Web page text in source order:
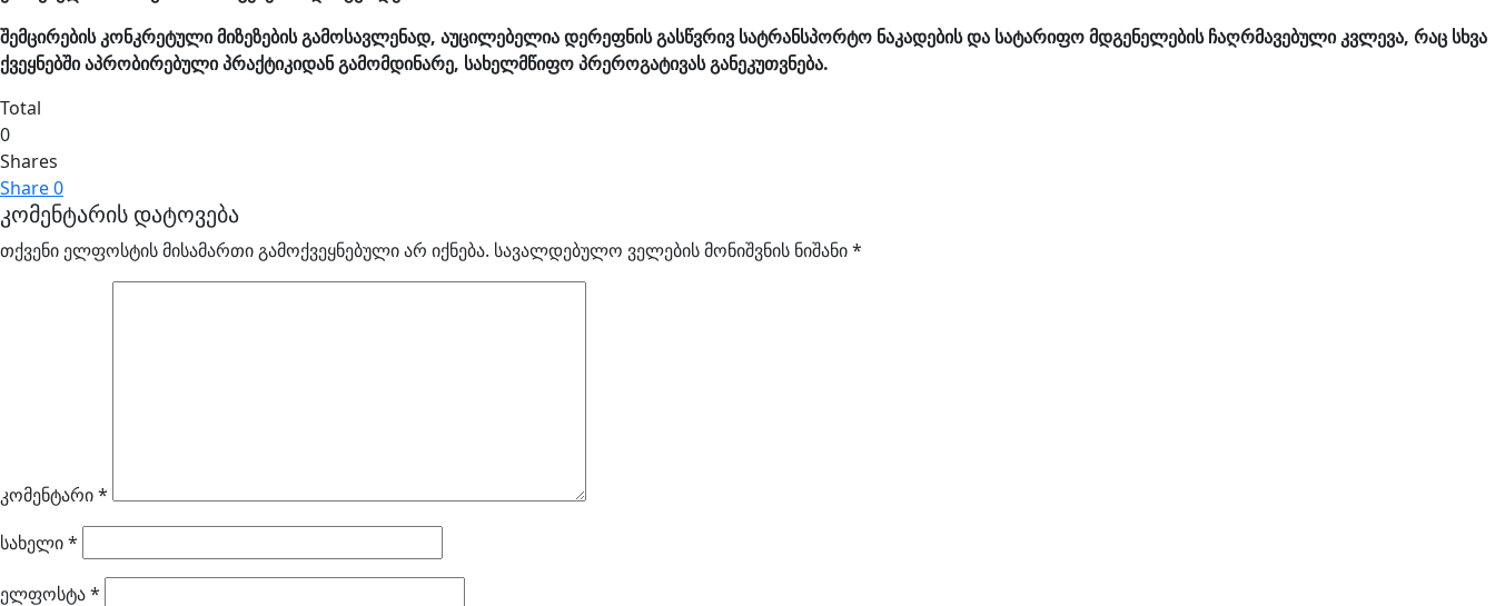
შემცირების კონკრეტული მიზეზების გამოსავლენად, აუცილებელია დერეფნის გასწვრივ სატრანსპორტო ნაკადების და სატარიფო მდგენელების ჩაღრმავებული კვლევა, რაც სხვა
ქვეყნებში აპრობირებული პრაქტიკიდან გამომდინარე, სახელმწიფო პრეროგატივას განეკუთვნება.
Total
0
Shares
Share0
კომენტარის დატოვება
თქვენი ელფოსტის მისამართი გამოქვეყნებული არ იქნება. სავალდებულო ველების მონიშვნის ნიშანი*
კომენტარი*
სახელი*
ელფოსტა*